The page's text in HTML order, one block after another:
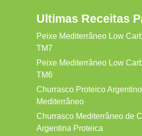
Ultimas Receitas
Peixe Mediterrâneo Low
TM7
Peixe Mediterrâneo Low
TM6
Churrasco Proteico
Mediterrâneo
Churrasco Mediterrâneo de
Argentina Proteica